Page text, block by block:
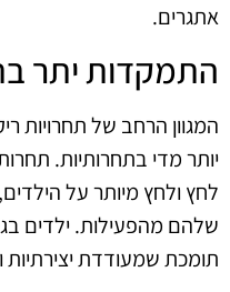
אתגרים.
התמקדות יתר
המגוון הרחב של תחרויות
יותר מדי בתחרותיות.
לחץ ולחץ מיותר על
שלהם מהפעילות. ילדים
תומכת שמעודדת יצירתיות